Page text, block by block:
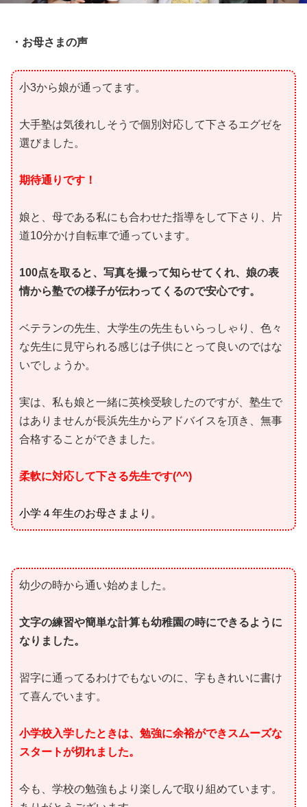
・お母さまの声
小3から娘が通ってます。
大手塾は気後れしそうで個別対応して下さるエグゼを
選びました。
期待通りです！
娘と、母である私にも合わせた指導をして下さり、片
道10分かけ自転車で通っています。
100点を取ると、写真を撮って知らせてくれ、娘の表
情から塾での様子が伝わってくるので安心です。
ベテランの先生、大学生の先生もいらっしゃり、色々
な先生に見守られる感じは子供にとって良いのではな
いでしょうか。
実は、私も娘と一緒に英検受験したのですが、塾生で
はありませんが長浜先生からアドバイスを頂き、無事
合格することができました。
柔軟に対応して下さる先生です(^^)
小学４年生のお母さまより。
幼少の時から通い始めました。
文字の練習や簡単な計算も幼稚園の時にできるように
なりました。
習字に通ってるわけでもないのに、字もきれいに書け
て喜んでいます。
小学校入学したときは、勉強に余裕ができスムーズな
スタートが切れました。
今も、学校の勉強もより楽しんで取り組めています。